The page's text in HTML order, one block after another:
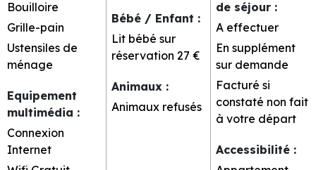
Bouilloire
Grille-pain
Ustensiles de
ménage
Equipement
multimédia :
Connexion
Internet
Bébé / Enfant :
Lit bébé sur
réservation 27 €
Animaux :
Animaux refusés
de séjour :
A effectuer
En supplément
sur demande
Facturé si
constaté non fait
à votre départ
Accessibilité :